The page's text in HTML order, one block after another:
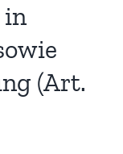
in
(Art.